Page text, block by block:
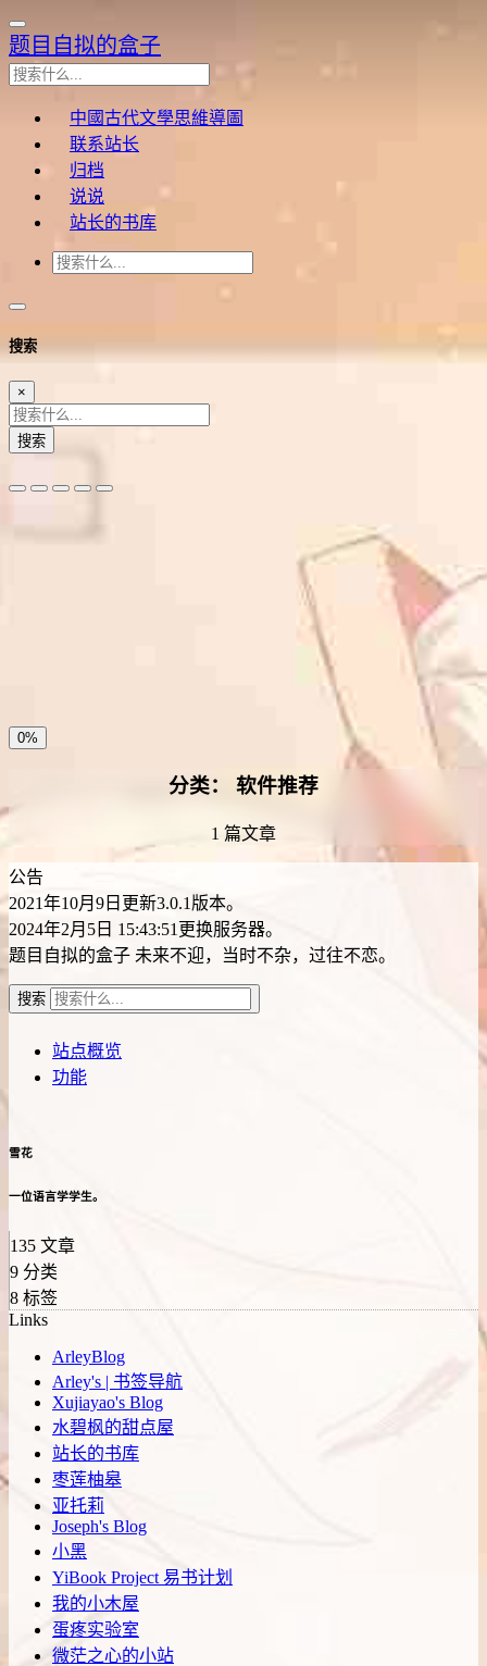
题目自拟的盒子
中國古代文學思維導圖
联系站长
归档
说说
站长的书库
搜索
×
搜索
0%
分类： 软件推荐
1 篇文章
公告
2021年10月9日更新3.0.1版本。
2024年2月5日 15:43:51更换服务器。
题目自拟的盒子 未来不迎，当时不杂，过往不恋。
搜索
站点概览
功能
雪花
一位语言学学生。
135 文章
9 分类
8 标签
Links
ArleyBlog
Arley's | 书签导航
Xujiayao's Blog
水碧枫的甜点屋
站长的书库
枣莲柚皋
亚托莉
Joseph's Blog
小黑
YiBook Project 易书计划
我的小木屋
蛋疼实验室
微茫之心的小站